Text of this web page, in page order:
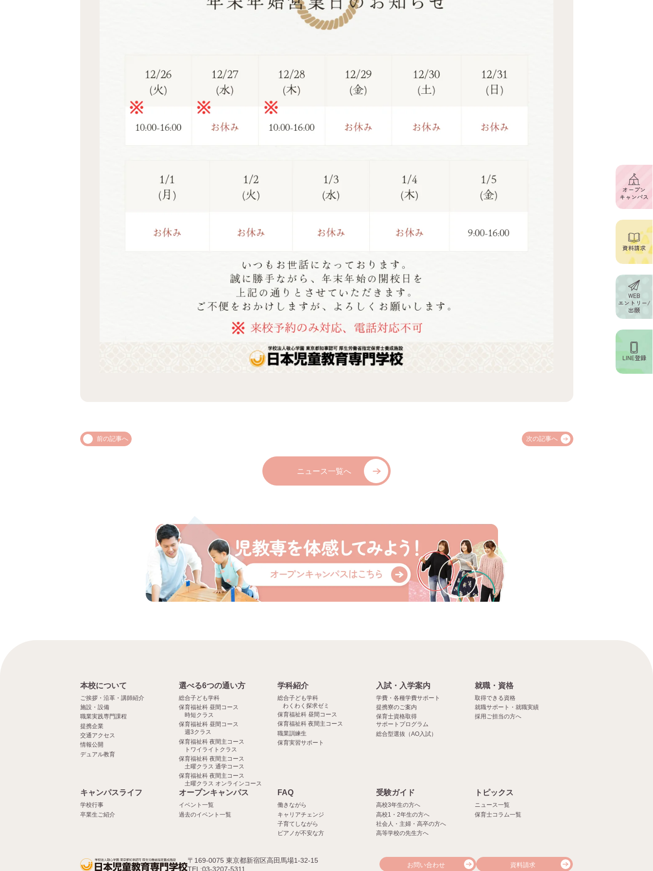
前の記事へ 次の記事へ
ニュース一覧へ
オープン
キャンパス
資料請求
WEB
エントリー/
出願
LINE登録
本校について
ご挨拶・沿革・講師紹介
施設・設備
職業実践専門課程
提携企業
交通アクセス
情報公開
デュアル教育
選べる6つの通い方
総合子ども学科
保育福祉科 昼間コース
時短クラス
保育福祉科 昼間コース
週3クラス
保育福祉科 夜間主コース
トワイライトクラス
保育福祉科 夜間主コース
土曜クラス 通学コース
保育福祉科 夜間主コース
土曜クラス オンラインコース
学科紹介
総合子ども学科
わくわく探求ゼミ
保育福祉科 昼間コース
保育福祉科 夜間主コース
職業訓練生
保育実習サポート
入試・入学案内
学費・各種学費サポート
提携寮のご案内
保育士資格取得
サポートプログラム
総合型選抜（AO入試）
就職・資格
取得できる資格
就職サポート・就職実績
採用ご担当の方へ
キャンパスライフ
学校行事
卒業生ご紹介
オープンキャンパス
イベント一覧
過去のイベント一覧
FAQ
働きながら
キャリアチェンジ
子育てしながら
ピアノが不安な方
受験ガイド
高校3年生の方へ
高校1・2年生の方へ
社会人・主婦・高卒の方へ
高等学校の先生方へ
トピックス
ニュース一覧
保育士コラム一覧
〒169-0075 東京都新宿区高田馬場1-32-15
TEL:03-3207-5311
お問い合わせ 資料請求